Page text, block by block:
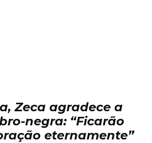
Zeca agradece a
negra: “Ficarão
eternamente”